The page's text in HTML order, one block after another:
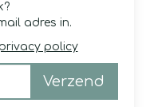
adres in.
policy
Verzend